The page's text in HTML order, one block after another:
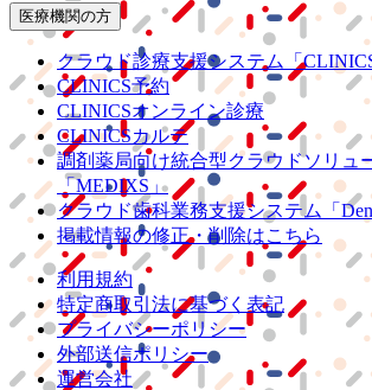
医療機関の方
クラウド診療支援システム
「
CLINICS予約
CLINICSオンライン診療
CLINICSカルテ
調剤薬局向け統合型クラウドソリュ
「MEDIXS」
クラウド歯科業務支援システム
「
掲載情報の修正・削除はこちら
利用規約
特定商取引法に基づく表記
プライバシーポリシー
外部送信ポリシー
運営会社